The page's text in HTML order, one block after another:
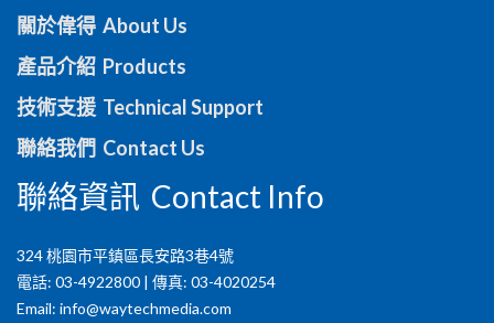
關於偉得 About Us
產品介紹 Products
技術支援 Technical Support
聯絡我們 Contact Us
聯絡資訊 Contact Info
324 桃園市平鎮區長安路3巷4號
電話: 03-4922800 | 傳真: 03-4020254
Email: info@waytechmedia.com